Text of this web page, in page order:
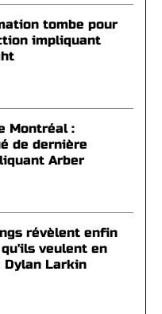
tombe pour
impliquant
Montréal :
de dernière
Arber
révèlent enfin
veulent en
Dylan Larkin